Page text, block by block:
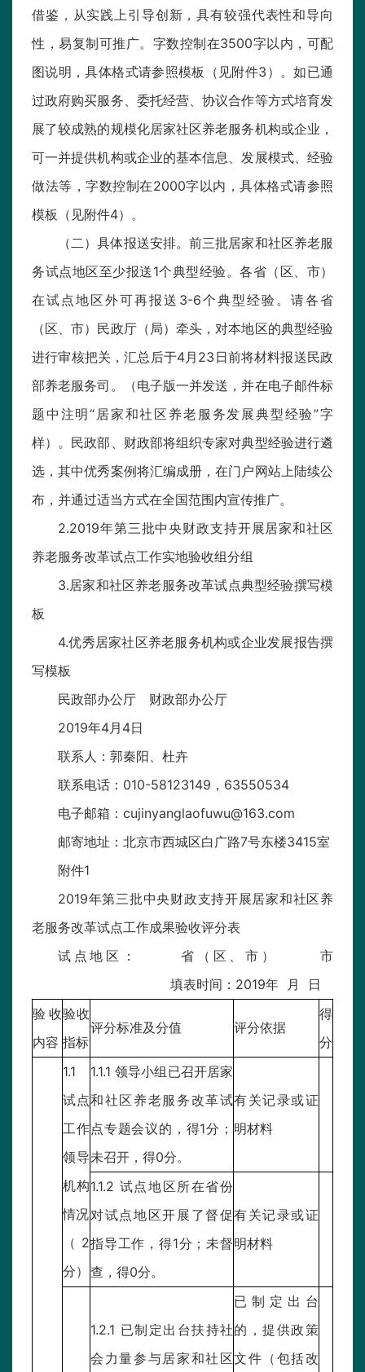
借鉴，从实践上引导创新，具有较强代表性和导向
性，易复制可推广。字数控制在3500字以内，可配
图说明，具体格式请参照模板（见附件3）。如已通
过政府购买服务、委托经营、协议合作等方式培育发
展了较成熟的规模化居家社区养老服务机构或企业，
可一并提供机构或企业的基本信息、发展模式、经验
做法等，字数控制在2000字以内，具体格式请参照
模板（见附件4）。
（二）具体报送安排。前三批居家和社区养老服
务试点地区至少报送1个典型经验。各省（区、市）
在试点地区外可再报送3-6个典型经验。请各省
（区、市）民政厅（局）牵头，对本地区的典型经验
进行审核把关，汇总后于4月23日前将材料报送民政
部养老服务司。（电子版一并发送，并在电子邮件标
题中注明“居家和社区养老服务发展典型经验”字
样）。民政部、财政部将组织专家对典型经验进行遴
选，其中优秀案例将汇编成册，在门户网站上陆续公
布，并通过适当方式在全国范围内宣传推广。
2.2019年第三批中央财政支持开展居家和社区
养老服务改革试点工作实地验收组分组
3.居家和社区养老服务改革试点典型经验撰写模
板
4.优秀居家社区养老服务机构或企业发展报告撰
写模板
民政部办公厅 财政部办公厅
2019年4月4日
联系人：郭秦阳、杜卉
联系电话：010-58123149，63550534
电子邮箱：cujinyanglaofuwu@163.com
邮寄地址：北京市西城区白广路7号东楼3415室
附件1
2019年第三批中央财政支持开展居家和社区养
老服务改革试点工作成果验收评分表
试点地区： 省（区、市） 市
填表时间：2019年 月 日
验收
内容
验收
指标
评分标准及分值 评分依据
得
分
1.1
试点
工作
领导
机构
情况
（2
分）
1.1.1 领导小组已召开居家
和社区养老服务改革试
点专题会议的，得1分；
未召开，得0分。
有关记录或证
明材料
1.1.2 试点地区所在省份
对试点地区开展了督促
指导工作，得1分；未督
查，得0分。
有关记录或证
明材料
1.2.1 已制定出台扶持社
会力量参与居家和社区
已制定出台
的，提供政策
文件（包括改